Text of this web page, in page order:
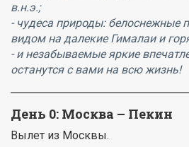
в.н.э.;
- чудеса природы: белоснежные
видом на далекие Гималаи и
- и незабываемые яркие
останутся с вами на всю жизнь!
День 0: Москва – Пекин
Вылет из Москвы.